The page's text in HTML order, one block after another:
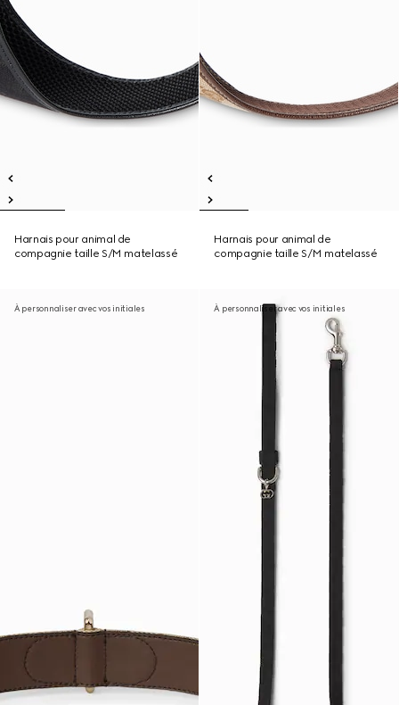
Harnais pour animal de
compagnie taille S/M matelassé
Harnais pour animal de
compagnie taille S/M matelassé
À personnaliser avec vos initiales À personnaliser avec vos initiales